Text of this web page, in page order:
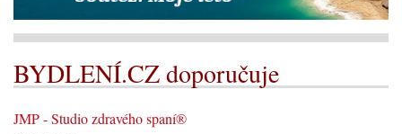
BYDLENÍ.CZ doporučuje
JMP - Studio zdravého spaní®